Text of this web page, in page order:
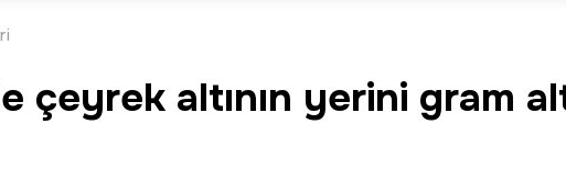
çeyrek altının yerini gram